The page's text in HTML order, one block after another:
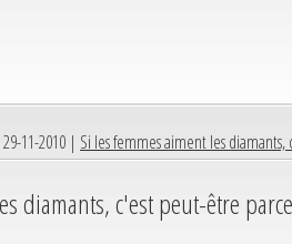
11-2010 | Si les femmes aiment les
diamants, c'est peut-être